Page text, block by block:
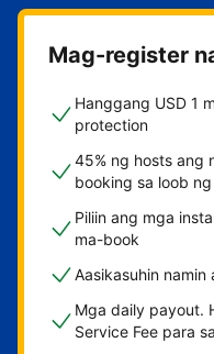
Mag-register
Hanggang USD 1
protection
45% ng hosts ang
booking sa loob
Piliin ang mga
ma-book
Aasikasuhin namin
Mga daily payout.
Service Fee para